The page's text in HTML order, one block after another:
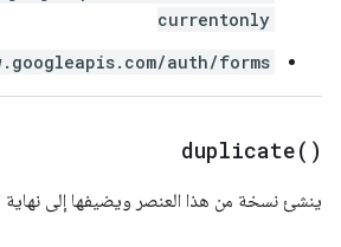
currentonly
auth/forms
duplicate( )
ينشئ نسخة من هذا العنصر ويضيفها إلى نهاية